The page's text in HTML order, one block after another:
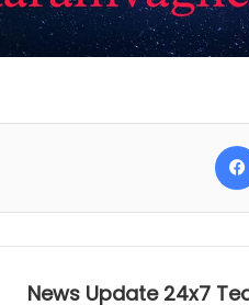
News Update 24x7